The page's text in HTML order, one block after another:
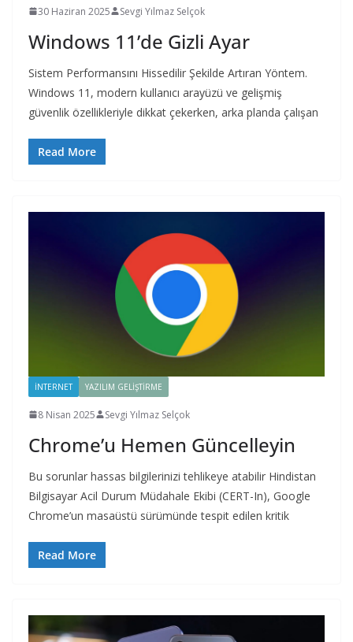
30 Haziran 2025 Sevgi Yılmaz Selçok
Windows 11’de Gizli Ayar
Sistem Performansını Hissedilir Şekilde Artıran Yöntem.
Windows 11, modern kullanıcı arayüzü ve gelişmiş
güvenlik özellikleriyle dikkat çekerken, arka planda çalışan
Read More
İNTERNET YAZILIM GELIŞTIRME
8 Nisan 2025 Sevgi Yılmaz Selçok
Chrome’u Hemen Güncelleyin
Bu sorunlar hassas bilgilerinizi tehlikeye atabilir Hindistan
Bilgisayar Acil Durum Müdahale Ekibi (CERT-In), Google
Chrome’un masaüstü sürümünde tespit edilen kritik
Read More